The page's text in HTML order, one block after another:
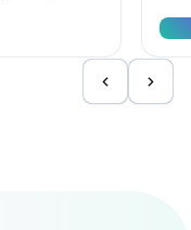
Ver